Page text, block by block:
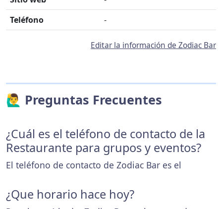
Teléfono
-
Editar la información de Zodiac Bar
🙋‍♂️ Preguntas Frecuentes
¿Cuál es el teléfono de contacto de la
Restaurante para grupos y eventos?
El teléfono de contacto de Zodiac Bar es el
¿Que horario hace hoy?